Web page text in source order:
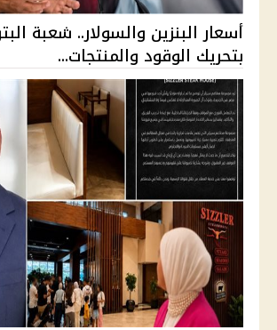
أسعار البنزين والسولار.. شعبة
بتحريك الوقود والمنتجات...